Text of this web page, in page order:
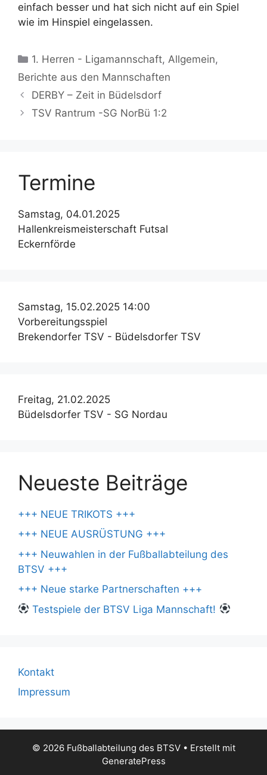
einfach besser und hat sich nicht auf ein Spiel
wie im Hinspiel eingelassen.
Kategorien
1. Herren - Ligamannschaft, Allgemein,
Berichte aus den Mannschaften
DERBY – Zeit in Büdelsdorf
TSV Rantrum -SG NorBü 1:2
Termine
Samstag, 04.01.2025
Hallenkreismeisterschaft Futsal
Eckernförde
Samstag, 15.02.2025 14:00
Vorbereitungsspiel
Brekendorfer TSV - Büdelsdorfer TSV
Freitag, 21.02.2025
Büdelsdorfer TSV - SG Nordau
Neueste Beiträge
+++ NEUE TRIKOTS +++
+++ NEUE AUSRÜSTUNG +++
+++ Neuwahlen in der Fußballabteilung des
BTSV +++
+++ Neue starke Partnerschaften +++
Testspiele der BTSV Liga Mannschaft!
Kontakt
Impressum
© 2026 Fußballabteilung des BTSV• Erstellt mit
GeneratePress